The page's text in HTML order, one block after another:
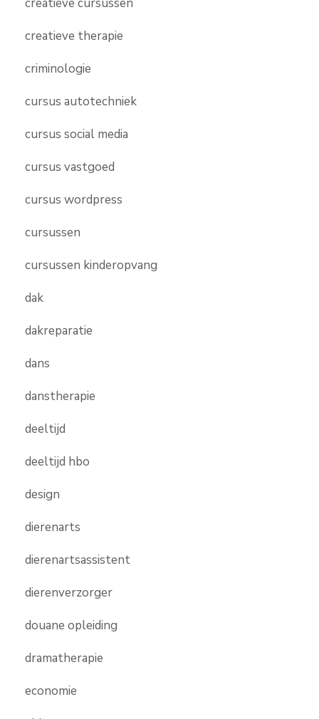
creatieve cursussen
creatieve therapie
criminologie
cursus autotechniek
cursus social media
cursus vastgoed
cursus wordpress
cursussen
cursussen kinderopvang
dak
dakreparatie
dans
danstherapie
deeltijd
deeltijd hbo
design
dierenarts
dierenartsassistent
dierenverzorger
douane opleiding
dramatherapie
economie